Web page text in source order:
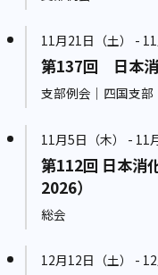
11月21日（土） -
第137回 日本消
支部例会｜四国支部
11月5日（木） - 11
第112回 日本消
2026）
総会
12月12日（土） -